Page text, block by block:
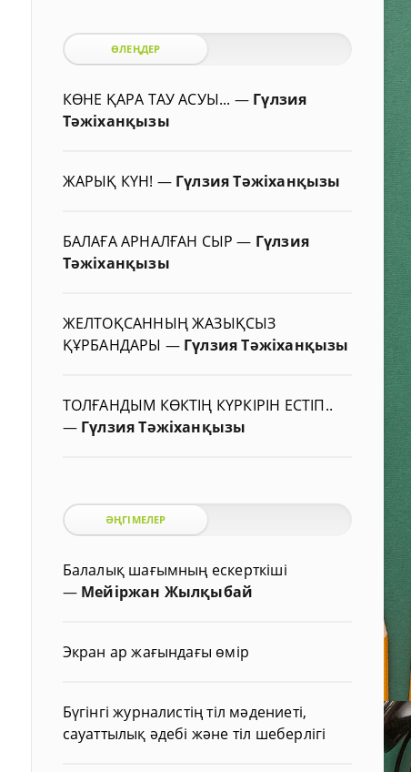
ӨЛЕҢДЕР
КӨНЕ ҚАРА ТАУ АСУЫ... — Гүлзия
Тәжіханқызы
ЖАРЫҚ КҮН! — Гүлзия Тәжіханқызы
БАЛАҒА АРНАЛҒАН СЫР— Гүлзия
Тәжіханқызы
ЖЕЛТОҚСАННЫҢ ЖАЗЫҚСЫЗ
ҚҰРБАНДАРЫ — Гүлзия Тәжіханқызы
ТОЛҒАНДЫМ КӨКТІҢ КҮРКІРІН ЕСТІП..
— Гүлзия Тәжіханқызы
ӘҢГІМЕЛЕР
Балалық шағымның ескерткіші
— Мейіржан Жылқыбай
Экран ар жағындағы өмір
Бүгінгі журналистің тіл мәдениеті,
сауаттылық әдебі және тіл шеберлігі